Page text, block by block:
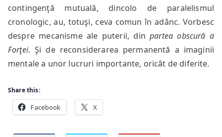
contingenţă mutuală, dincolo de paralelismul
cronologic, au, totuşi, ceva comun în adânc. Vorbesc
despre mecanisme ale puterii, dinpartea obscură a
Forţei. Şi de reconsiderarea permanentă a imaginii
mentale a unor lucruri importante, oricât de diferite.
Share this:
Facebook X